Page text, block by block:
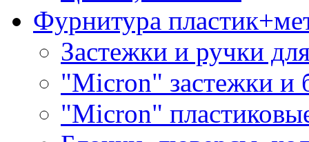
Фурнитура
Застежки и ручки
"Micron" застежки и
"Micron"